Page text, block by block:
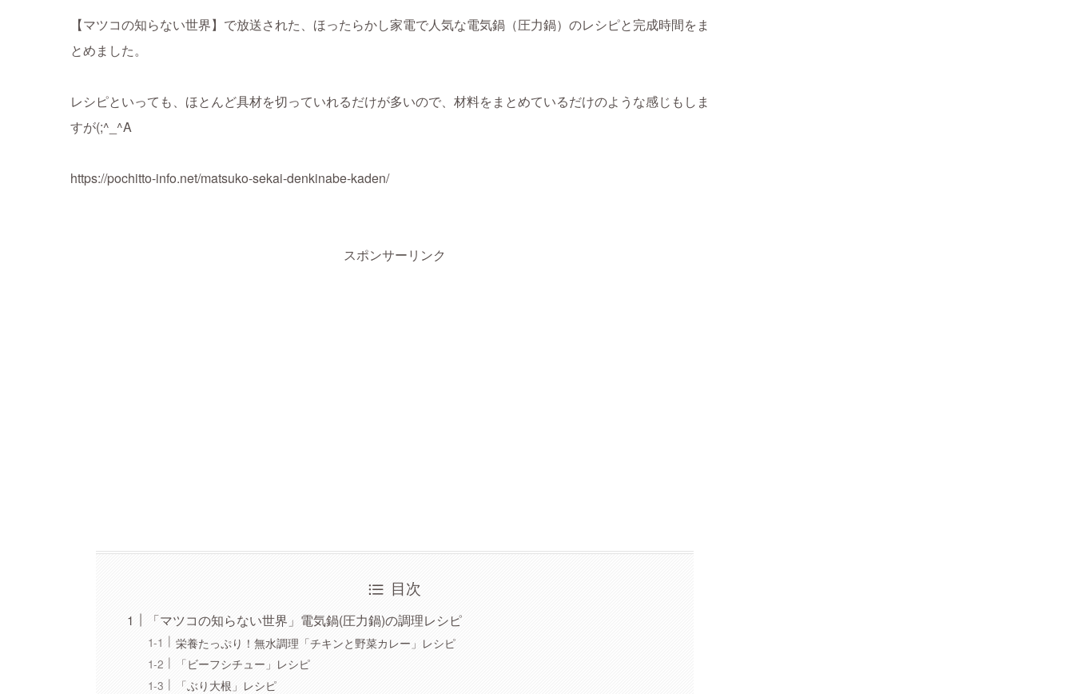
【マツコの知らない世界】で放送された、ほったらかし家電で人気な電気鍋（圧力鍋）のレシピと完成時間をま
とめました。
レシピといっても、ほとんど具材を切っていれるだけが多いので、材料をまとめているだけのような感じもしま
すが(;^_^A
https://pochitto-info.net/matsuko-sekai-denkinabe-kaden/
スポンサーリンク
目次
「マツコの知らない世界」電気鍋(圧力鍋)の調理レシピ
栄養たっぷり！無水調理「チキンと野菜カレー」レシピ
「ビーフシチュー」レシピ
「ぶり大根」レシピ